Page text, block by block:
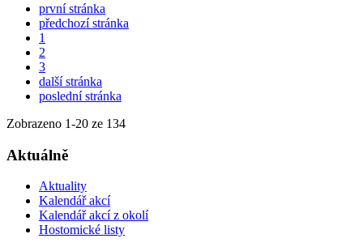
první stránka
předchozí stránka
1
2
3
další stránka
poslední stránka
Zobrazeno 1-20 ze 134
Aktuálně
Aktuality
Kalendář akcí
Kalendář akcí z okolí
Hostomické listy